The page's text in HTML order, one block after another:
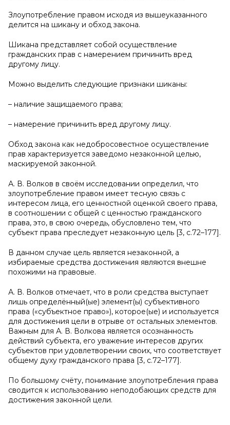
Злоупотребление правом исходя из вышеуказанного
делится на шикану и обход закона.
Шикана представляет собой осуществление
гражданских прав с намерением причинить вред
другому лицу.
Можно выделить следующие признаки шиканы:
– наличие защищаемого права;
– намерение причинить вред другому лицу.
Обход закона как недобросовестное осуществление
прав характеризуется заведомо незаконной целью,
маскируемой законной.
А. В. Волков в своём исследовании определил, что
злоупотребление правом имеет тесную связь с
интересом лица, его ценностной оценкой своего права,
в соотношении с общей с ценностью гражданского
права, это, в свою очередь, обусловлено тем, что
субъект права преследует незаконную цель [3, с.72–177].
В данном случае цель является незаконной, а
избираемые средства достижения являются внешне
похожими на правовые.
А. В. Волков отмечает, что в роли средства выступает
лишь определённый(ые) элемент(ы) субъективного
права («субъектное право»), которое(ые) и используется
для достижения цели в отрыве от остальных элементов.
Важным для А. В. Волкова является осознанность
действий субъекта, его уважение интересов других
субъектов при удовлетворении своих, что соответствует
общему духу гражданского права [3, с.72–177].
По большому счёту, понимание злоупотребления права
сводится к использованию неподобающих средств для
достижения законной цели.